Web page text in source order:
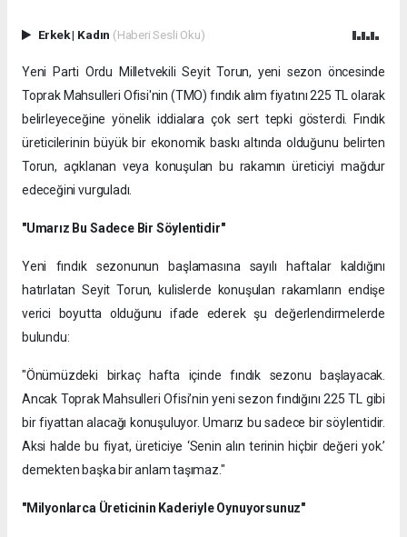
Erkek| Kadın (Haberi Sesli Oku)
Yeni Parti Ordu Milletvekili Seyit Torun, yeni sezon öncesinde
Toprak Mahsulleri Ofisi'nin (TMO) fındık alım fiyatını 225 TL olarak
belirleyeceğine yönelik iddialara çok sert tepki gösterdi. Fındık
üreticilerinin büyük bir ekonomik baskı altında olduğunu belirten
Torun, açıklanan veya konuşulan bu rakamın üreticiyi mağdur
edeceğini vurguladı.
"Umarız Bu Sadece Bir Söylentidir"
​Yeni fındık sezonunun başlamasına sayılı haftalar kaldığını
hatırlatan Seyit Torun, kulislerde konuşulan rakamların endişe
verici boyutta olduğunu ifade ederek şu değerlendirmelerde
bulundu:
​"Önümüzdeki birkaç hafta içinde fındık sezonu başlayacak.
Ancak Toprak Mahsulleri Ofisi’nin yeni sezon fındığını 225 TL gibi
bir fiyattan alacağı konuşuluyor. Umarız bu sadece bir söylentidir.
Aksi halde bu fiyat, üreticiye ‘Senin alın terinin hiçbir değeri yok.’
demekten başka bir anlam taşımaz."
"Milyonlarca Üreticinin Kaderiyle Oynuyorsunuz"